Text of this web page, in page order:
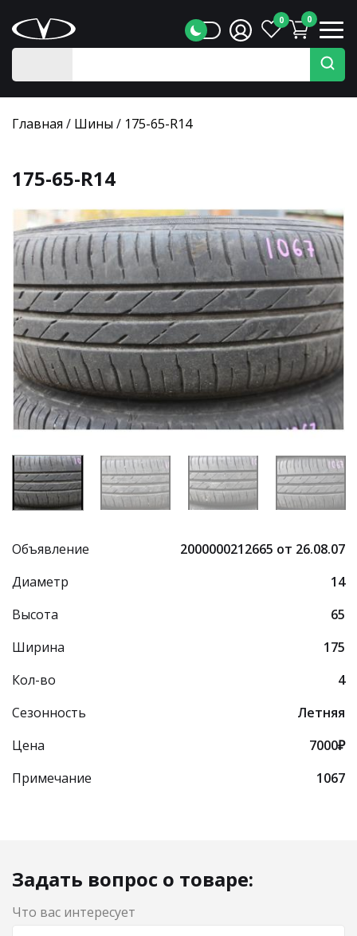
0 0
Главная / Шины / 175-65-R14
175-65-R14
Объявление
2000000212665 от 26.08.07
Диаметр
14
Высота
65
Ширина
175
Кол-во
4
Сезонность
Летняя
Цена
7000₽
Примечание
1067
Задать вопрос о товаре:
Что вас интересует